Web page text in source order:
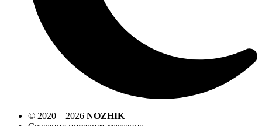
© 2020—2026 NOZHIK